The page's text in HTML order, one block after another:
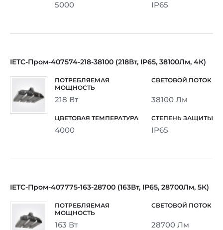
5000 IP65
IETC-Пром-407574-218-38100 (218Вт, IP65, 38100Лм, 4К)
218 Вт 38100 Лм
4000 IP65
IETC-Пром-407775-163-28700 (163Вт, IP65, 28700Лм, 5К)
163 Вт 28700 Лм